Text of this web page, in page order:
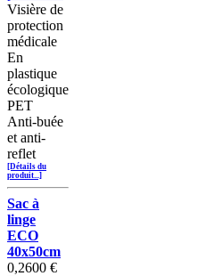
Visière de
protection
médicale
En
plastique
écologique
PET
Anti-buée
et anti-
reflet
[Détails du
produit...]
Sac à
linge
ECO
40x50cm
0,2600 €